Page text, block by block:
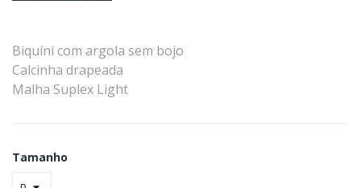
Biquíni com argola sem bojo
Calcinha drapeada
Malha Suplex Light
Tamanho